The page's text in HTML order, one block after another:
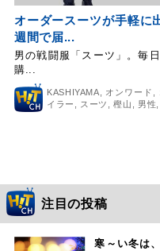
オーダースーツが手軽に
週間で届...
男の戦闘服「スーツ」。毎
購...
KASHIYAMA オンワード
イラー
スーツ ,樫山 男性
注目の投稿
寒～い冬は